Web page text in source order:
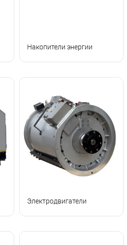
Накопители энергии
Электродвигатели